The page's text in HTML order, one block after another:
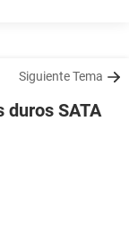
Siguiente Tema
duros SATA